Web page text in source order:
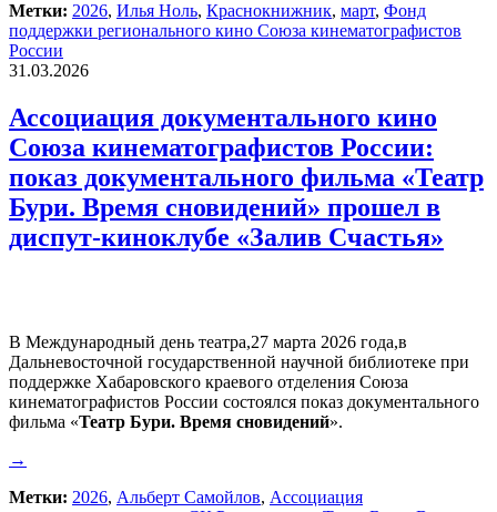
Метки: 2026, Илья Ноль, Краснокнижник, март, Фонд
поддержки регионального кино Союза кинематографистов
России
31.03.2026
Ассоциация документального кино
Союза кинематографистов России:
показ документального фильма «Театр
Бури. Время сновидений» прошел в
диспут-киноклубе «Залив Счастья»
В Международный день театра,27 марта 2026 года,в
Дальневосточной государственной научной библиотеке при
поддержке Хабаровского краевого отделения Союза
кинематографистов России состоялся показ документального
фильма «Театр Бури. Время сновидений».
→
Метки: 2026, Альберт Самойлов, Ассоциация